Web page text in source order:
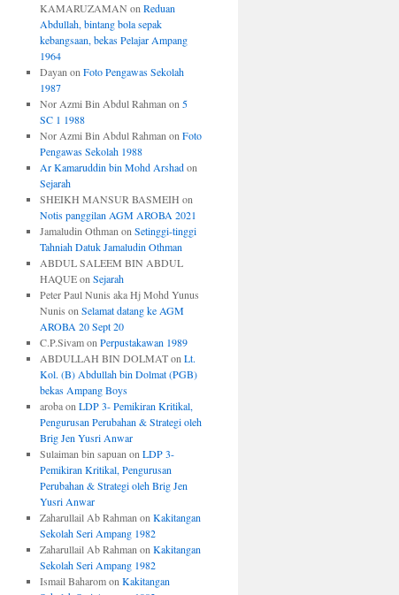
KAMARUZAMAN on Reduan
Abdullah, bintang bola sepak
kebangsaan, bekas Pelajar Ampang
1964
Dayan on Foto Pengawas Sekolah
1987
Nor Azmi Bin Abdul Rahman on 5
SC 1 1988
Nor Azmi Bin Abdul Rahman on Foto
Pengawas Sekolah 1988
Ar Kamaruddin bin Mohd Arshadon
Sejarah
SHEIKH MANSUR BASMEIH on
Notis panggilan AGM AROBA 2021
Jamaludin Othman on Setinggi-tinggi
Tahniah Datuk Jamaludin Othman
ABDUL SALEEM BIN ABDUL
HAQUEon Sejarah
Peter Paul Nunis aka Hj Mohd Yunus
Nunis on Selamat datang ke AGM
AROBA 20 Sept 20
C.P.Sivamon Perpustakawan 1989
ABDULLAH BIN DOLMATon Lt.
Kol. (B) Abdullah bin Dolmat (PGB)
bekas Ampang Boys
arobaon LDP 3- Pemikiran Kritikal,
Pengurusan Perubahan & Strategi oleh
Brig Jen Yusri Anwar
Sulaiman bin sapuan on LDP 3-
Pemikiran Kritikal, Pengurusan
Perubahan & Strategi oleh Brig Jen
Yusri Anwar
Zaharullail Ab Rahman on Kakitangan
Sekolah Seri Ampang 1982
Zaharullail Ab Rahman on Kakitangan
Sekolah Seri Ampang 1982
Ismail Baharomon Kakitangan